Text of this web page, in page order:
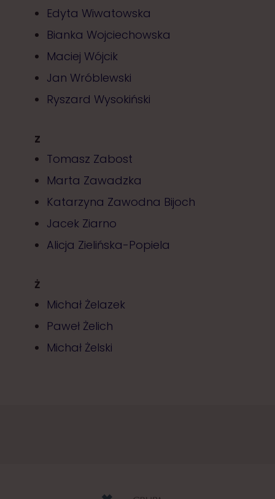
Edyta Wiwatowska
Bianka Wojciechowska
Maciej Wójcik
Jan Wróblewski
Ryszard Wysokiński
Z
Tomasz Zabost
Marta Zawadzka
Katarzyna Zawodna Bijoch
Jacek Ziarno
Alicja Zielińska-Popiela
Ż
Michał Żelazek
Paweł Żelich
Michał Żelski